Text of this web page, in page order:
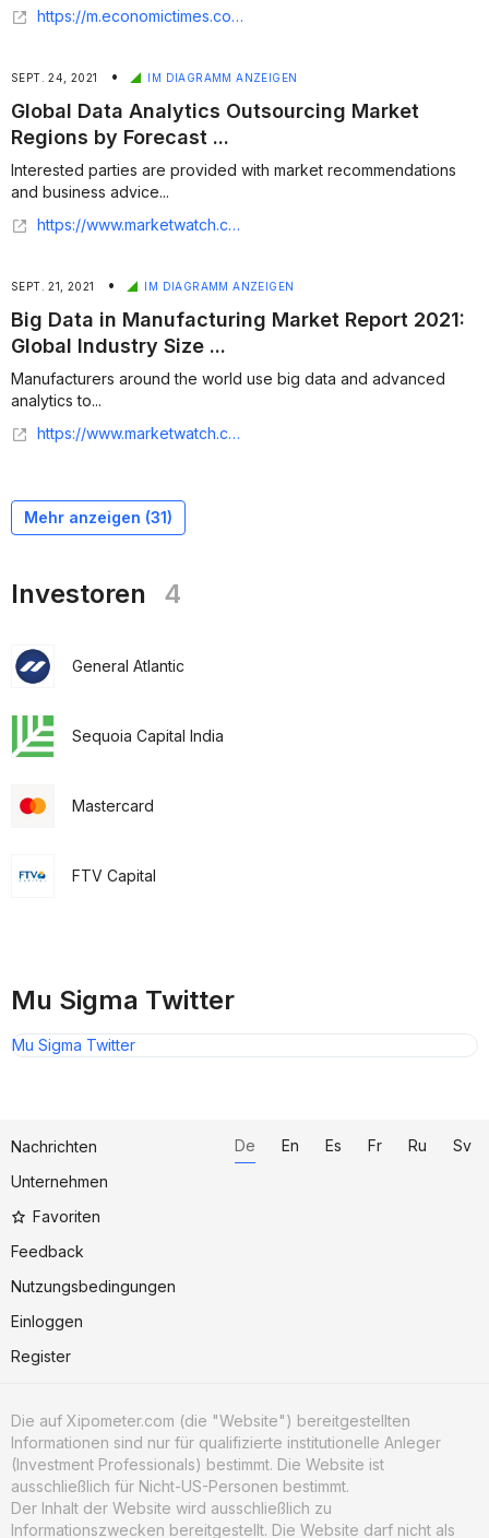
https://m.economictimes.com/articleshow_comments/49264920.cms
SEPT. 24, 2021 • IM DIAGRAMM ANZEIGEN
Global Data Analytics Outsourcing Market
Regions by Forecast ...
Interested parties are provided with market recommendations
and business advice...
https://www.marketwatch.com/press-release/global-data-analytics-outsourcing-market-regions-by-forecast-2021-2025-share-and-size-business-strategy-technology-future-demand-top-leading-players-emerging-trends-and-covid-19-effect-2021-09-24
SEPT. 21, 2021 • IM DIAGRAMM ANZEIGEN
Big Data in Manufacturing Market Report 2021:
Global Industry Size ...
Manufacturers around the world use big data and advanced
analytics to...
https://www.marketwatch.com/press-release/big-data-in-manufacturing-market-report-2021-global-industry-size-future-trend-key-manufacturers-geographical-segmentation-and-forecast-outlook-till-2026-2021-09-20
Mehr anzeigen (31)
Investoren 4
General Atlantic
Sequoia Capital India
Mastercard
FTV Capital
Mu Sigma Twitter
Mu Sigma Twitter
Nachrichten
Unternehmen
Favoriten
Feedback
Nutzungsbedingungen
Einloggen
Register
De En Es Fr Ru Sv
Die auf Xipometer.com (die "Website") bereitgestellten
Informationen sind nur für qualifizierte institutionelle Anleger
(Investment Professionals) bestimmt. Die Website ist
ausschließlich für Nicht-US-Personen bestimmt.
Der Inhalt der Website wird ausschließlich zu
Informationszwecken bereitgestellt. Die Website darf nicht als